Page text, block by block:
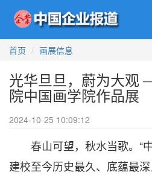
首页
画展信息
光华旦旦，蔚为大观
院中国画学院作品展
2024-10-25 10:09:12
春山可望，秋水当歌。“
建校至今历史最久、底蕴最